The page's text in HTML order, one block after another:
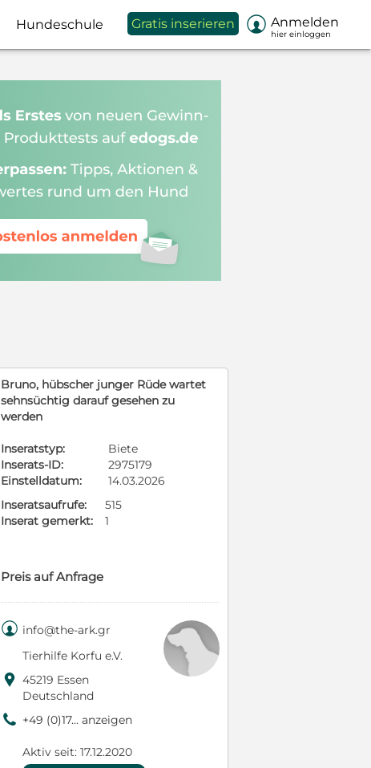
Hundeschule Gratis inserieren  Anmelden
hier einloggen
Bruno, hübscher junger Rüde wartet
sehnsüchtig darauf gesehen zu
werden
Inseratstyp:
Biete
Inserats-ID:
2975179
Einstelldatum:
14.03.2026
Inseratsaufrufe:
515
Inserat gemerkt:
1
Preis auf Anfrage
 info@the-ark.gr
Tierhilfe Korfu e.V.
 45219 Essen
Deutschland
9 +49 (0)17... anzeigen
Aktiv seit: 17.12.2020